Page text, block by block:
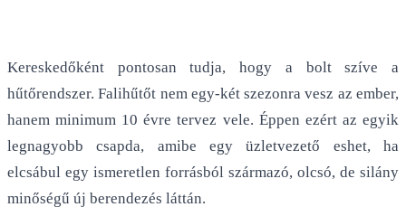
Kereskedőként pontosan tudja, hogy a bolt szíve a
hűtőrendszer. Falihűtőt nem egy-két szezonra vesz az ember,
hanem minimum 10 évre tervez vele. Éppen ezért az egyik
legnagyobb csapda, amibe egy üzletvezető eshet, ha
elcsábul egy ismeretlen forrásból származó, olcsó, de silány
minőségű új berendezés láttán.